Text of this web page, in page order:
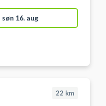
søn 16. aug
22 km